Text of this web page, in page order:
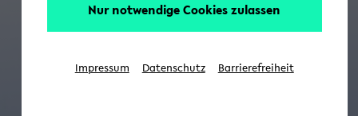
Nur notwendige Cookies zulassen
Impressum Datenschutz Barrierefreiheit